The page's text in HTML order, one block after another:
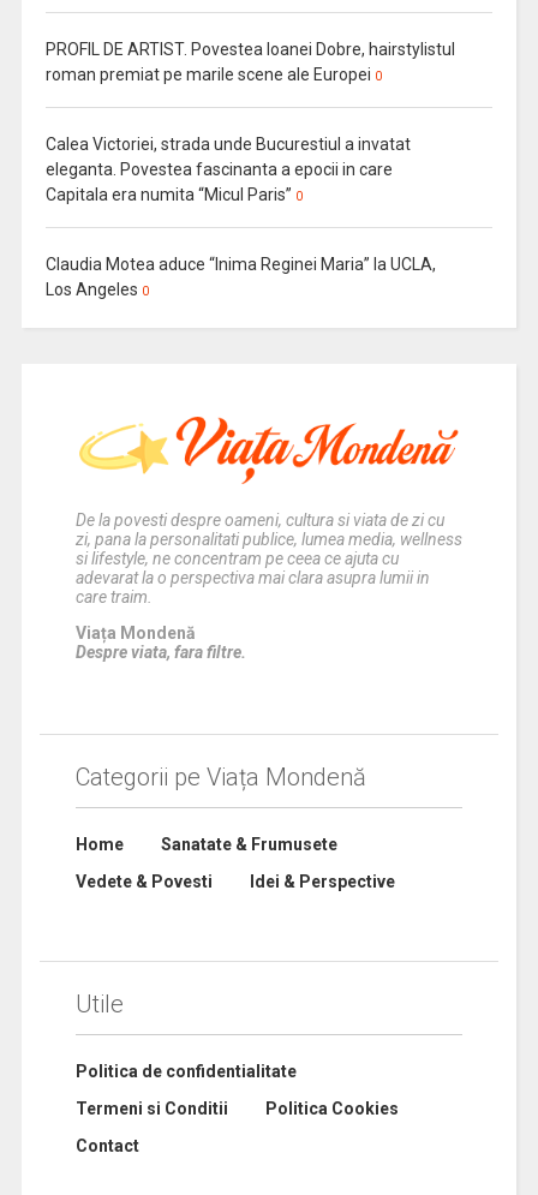
PROFIL DE ARTIST. Povestea Ioanei Dobre, hairstylistul
roman premiat pe marile scene ale Europei 0
Calea Victoriei, strada unde Bucurestiul a invatat
eleganta. Povestea fascinanta a epocii in care
Capitala era numita “Micul Paris” 0
Claudia Motea aduce “Inima Reginei Maria” la UCLA,
Los Angeles 0
De la povesti despre oameni, cultura si viata de zi cu
zi, pana la personalitati publice, lumea media, wellness
si lifestyle, ne concentram pe ceea ce ajuta cu
adevarat la o perspectiva mai clara asupra lumii in
care traim.
Viața Mondenă
Despre viata, fara filtre.
Categorii pe Viața Mondenă
Home
Sanatate & Frumusete
Vedete & Povesti
Idei & Perspective
Utile
Politica de confidentialitate
Termeni si Conditii
Politica Cookies
Contact